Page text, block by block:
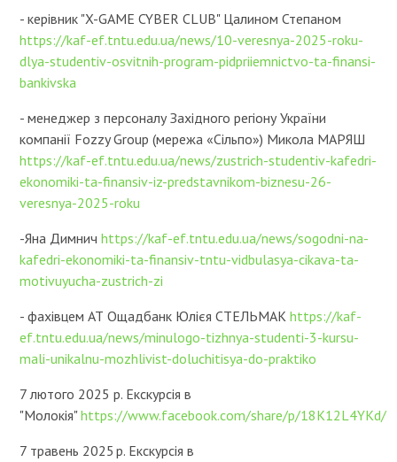
- керівник "X-GAME CYBER CLUB" Цалином Степаном
https://kaf-ef.tntu.edu.ua/news/10-veresnya-2025-roku-
dlya-studentiv-osvitnih-program-pidpriiemnictvo-ta-finansi-
bankivska
- менеджер з персоналу Західного регіону України
компанії Fozzy Group (мережа «Сільпо») Микола МАРЯШ
https://kaf-ef.tntu.edu.ua/news/zustrich-studentiv-kafedri-
ekonomiki-ta-finansiv-iz-predstavnikom-biznesu-26-
veresnya-2025-roku
-Яна Димнич https://kaf-ef.tntu.edu.ua/news/sogodni-na-
kafedri-ekonomiki-ta-finansiv-tntu-vidbulasya-cikava-ta-
motivuyucha-zustrich-zi
- фахівцем АТ Ощадбанк Юлієя СТЕЛЬМАК https://kaf-
ef.tntu.edu.ua/news/minulogo-tizhnya-studenti-3-kursu-
mali-unikalnu-mozhlivist-doluchitisya-do-praktiko
7 лютого 2025 р. Екскурсія в
"Молокія"https://www.facebook.com/share/p/18K12L4YKd/
7 травень 2025 р. Екскурсія в